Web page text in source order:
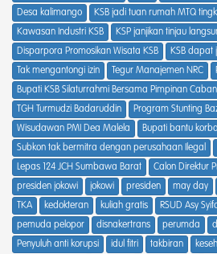
Desa kalimango
KSB jadi tuan rumah MTQ
Kawasan Industri KSB
KSP janjikan tinjau
Disparpora Promosikan Wisata KSB
KSB dapat
Tak mengantongi izin
Tegur Manajemen NRC
Bupati KSB Silaturrahmi Bersama Pimpinan
TGH Turmudzi Badaruddin
Program Stunting
Wisudawan PMI Dea Malela
Bupati bantu
Subkon tak bermitra dengan perusahaan Ilegal
Lepas 124 JCH Sumbawa Barat
Calon Direktur
presiden jokowi
jokowi presiden may day
TKA
kedokteran kuliah gratis RSUD Asy
pemuda pelopor
disnakertrans perumda
Penyuluh anti korupsi
idul fitri takbiran